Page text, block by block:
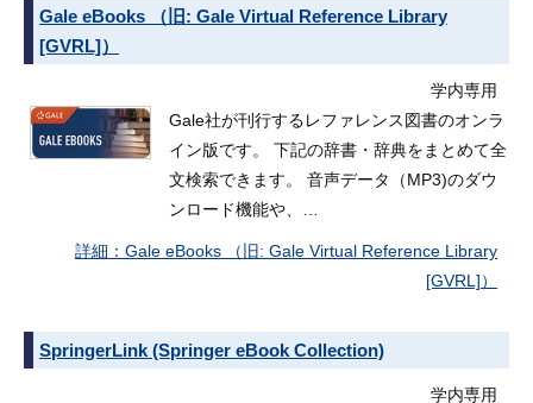
Gale eBooks （旧: Gale Virtual Reference Library
[GVRL]）
学内専用
Gale社が刊行するレファレンス図書のオンラ
イン版です。 下記の辞書・辞典をまとめて全
文検索できます。 音声データ（MP3)のダウ
ンロード機能や、…
Gale eBooks （旧: Gale Virtual Reference Library
[GVRL]）
SpringerLink (Springer eBook Collection)
学内専用